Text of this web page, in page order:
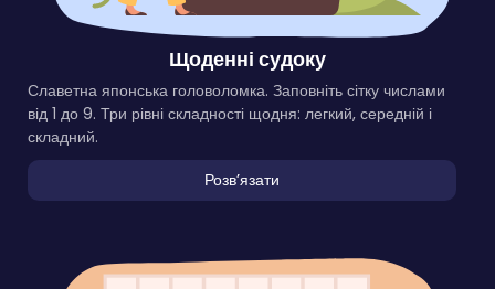
Щоденні судоку
Славетна японська головоломка. Заповніть сітку числами
від 1 до 9. Три рівні складності щодня: легкий, середній і
складний.
Розвʼязати